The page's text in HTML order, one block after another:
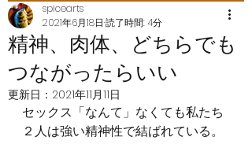
精神、肉体、どちらでも
つながったらいい
spicearts
2021年6月18日 読了時間: 4分
更新日： 2021年11月11日
セックス「なんて」なくても私たち
２人は強い精神性で結ばれている。